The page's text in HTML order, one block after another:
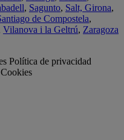
, Sagunto, Salt, Girona,
de Compostela,
Vilanova i la Geltrú, Zaragoza
Política de privacidad